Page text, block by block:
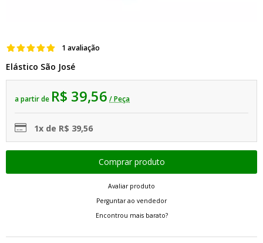
1 avaliação
Elástico São José
a partir de R$ 39,56 / Peça
1x de R$ 39,56
Avaliar produto
Perguntar ao vendedor
Encontrou mais barato?